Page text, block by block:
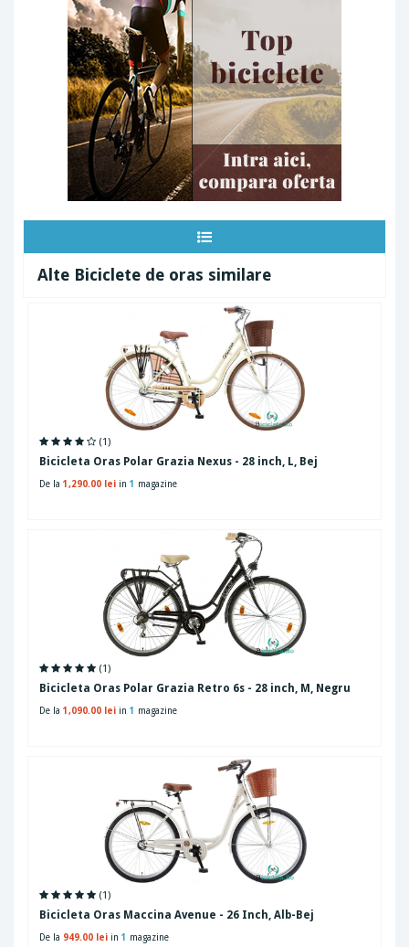
Alte Biciclete de oras similare
(1)
Bicicleta Oras Polar Grazia Nexus - 28 inch, L, Bej
De la 1,290.00 lei in 1 magazine
(1)
Bicicleta Oras Polar Grazia Retro 6s - 28 inch, M, Negru
De la 1,090.00 lei in 1 magazine
(1)
Bicicleta Oras Maccina Avenue - 26 Inch, Alb-Bej
De la 949.00 lei in 1 magazine